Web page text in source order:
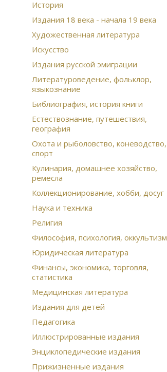
История
Издания 18 века - начала 19 века
Художественная литература
Искусство
Издания русской эмиграции
Литературоведение, фольклор,
языкознание
Библиография, история книги
Естествознание, путешествия,
география
Охота и рыболовство, коневодство,
спорт
Кулинария, домашнее хозяйство,
ремесла
Коллекционирование, хобби, досуг
Наука и техника
Религия
Философия, психология, оккультизм
Юридическая литература
Финансы, экономика, торговля,
статистика
Медицинская литература
Издания для детей
Педагогика
Иллюстрированные издания
Энциклопедические издания
Прижизненные издания